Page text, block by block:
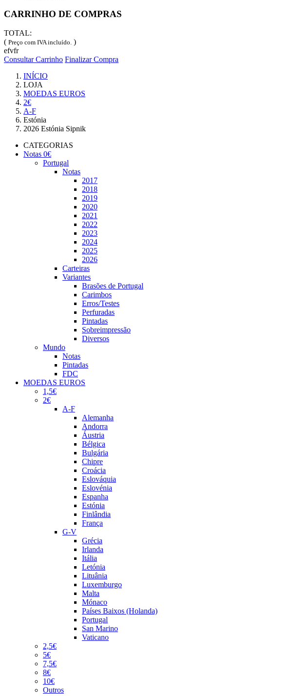
CARRINHO DE COMPRAS
TOTAL:
( Preço com IVA incluído. )
efvfr
Consultar Carrinho Finalizar Compra
INÍCIO
LOJA
MOEDAS EUROS
2€
A-F
Estónia
2026 Estónia Sipnik
CATEGORIAS
Notas 0€
Portugal
Notas
2017
2018
2019
2020
2021
2022
2023
2024
2025
2026
Carteiras
Variantes
Brasões de Portugal
Carimbos
Erros/Testes
Perfuradas
Pintadas
Sobreimpressão
Diversos
Mundo
Notas
Pintadas
FDC
MOEDAS EUROS
1,5€
2€
A-F
Alemanha
Andorra
Áustria
Bélgica
Bulgária
Chipre
Croácia
Eslováquia
Eslovénia
Espanha
Estónia
Finlândia
França
G-V
Grécia
Irlanda
Itália
Letónia
Lituânia
Luxemburgo
Malta
Mónaco
Países Baixos (Holanda)
Portugal
San Marino
Vaticano
2,5€
5€
7,5€
8€
10€
Outros